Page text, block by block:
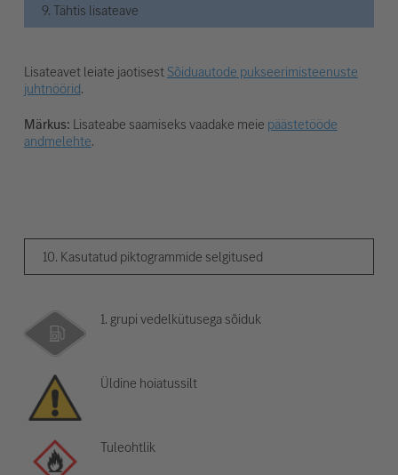
9. Tähtis lisateave
Lisateavet leiate jaotisestSõiduautode pukseerimisteenuste
juhtnöörid.
Märkus: Lisateabe saamiseks vaadake meie päästetööde
andmelehte.
10. Kasutatud piktogrammide selgitused
1. grupi vedelkütusega sõiduk
Üldine hoiatussilt
Tuleohtlik